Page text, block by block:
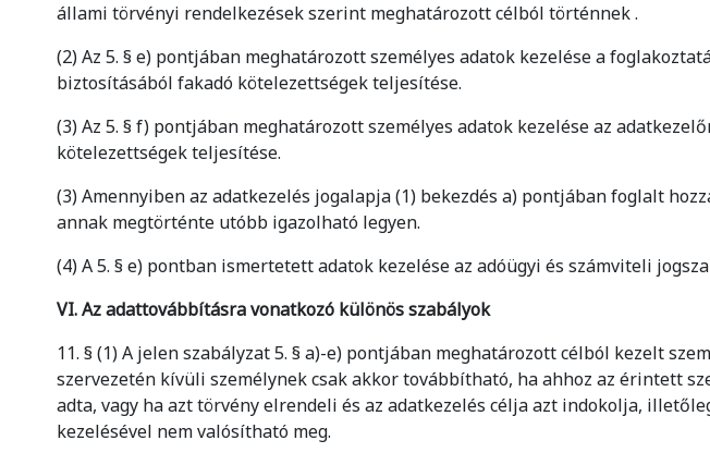
állami törvényi rendelkezések szerint meghatározott célból történnek .
(2) Az 5. § e) pontjában meghatározott személyes adatok kezelése a
biztosításából fakadó kötelezettségek teljesítése.
(3) Az 5. § f) pontjában meghatározott személyes adatok kezelése az
kötelezettségek teljesítése.
(3) Amennyiben az adatkezelés jogalapja (1) bekezdés a) pontjában foglalt
annak megtörténte utóbb igazolható legyen.
(4) A 5. § e) pontban ismertetett adatok kezelése az adóügyi és számviteli
VI. Az adattovábbításra vonatkozó különös szabályok
11. § (1) A jelen szabályzat 5. § a)-e) pontjában meghatározott célból kezelt
szervezetén kívüli személynek csak akkor továbbítható, ha ahhoz az érintett
adta, vagy ha azt törvény elrendeli és az adatkezelés célja azt indokolja,
kezelésével nem valósítható meg.